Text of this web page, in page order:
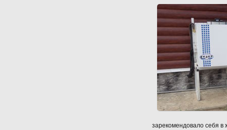
зарекомендовало себя